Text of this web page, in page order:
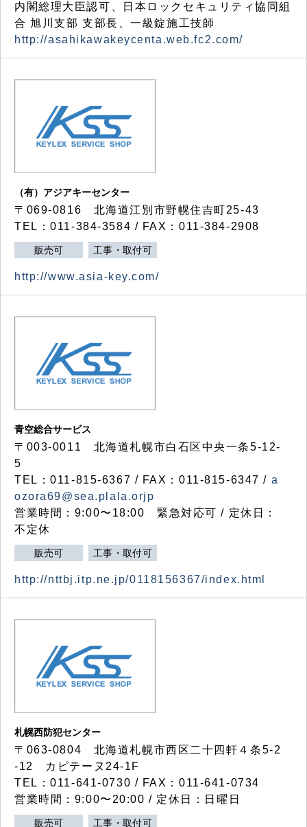
内閣総理大臣認可、日本ロックセキュリティ協同組
合 旭川支部 支部長、一級錠施工技師
http://asahikawakeycenta.web.fc2.com/
（有）アジアキーセンター
〒069-0816 北海道江別市野幌住吉町25-43
TEL：011-384-3584 / FAX：011-384-2908
販売可 工事・取付可
http://www.asia-key.com/
青空総合サービス
〒003-0011 北海道札幌市白石区中央一条5-12-
5
TEL：011-815-6367 / FAX：011-815-6347 / a
ozora69@sea.plala.orjp
営業時間：9:00〜18:00 緊急対応可 / 定休日：
不定休
販売可 工事・取付可
http://nttbj.itp.ne.jp/0118156367/index.html
札幌西防犯センター
〒063-0804 北海道札幌市西区二十四軒４条5-2
-12 カピテーヌ24-1F
TEL：011-641-0730 / FAX：011-641-0734
営業時間：9:00〜20:00 / 定休日：日曜日
販売可 工事・取付可